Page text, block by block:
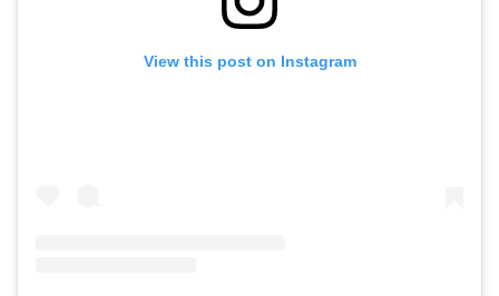
View this post on Instagram